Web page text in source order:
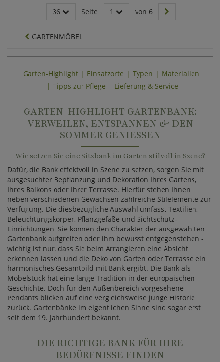
36 Seite 1 von 6
GARTENMÖBEL
Garten-Highlight Einsatzorte Typen
Materialien
Tipps zur Pflege
Lieferung & Service
GARTEN-HIGHLIGHT GARTENBANK:
VERWEILEN, ENTSPANNEN & DEN
SOMMER GENIESSEN
Wie setzen Sie eine Sitzbank im Garten stilvoll in Szene?
Dafür, die Bank effektvoll in Szene zu setzen, sorgen Sie mit
ausgesuchter Bepflanzung und Dekoration Ihres Gartens,
Ihres Balkons oder Ihrer Terrasse. Hierfür stehen Ihnen
neben verschiedenen Gewächsen zahlreiche Stilelemente zur
Verfügung. Die diesbezügliche Auswahl umfasst Textilien,
Beleuchtungskörper, Pflanzgefäße und Sichtschutz-
Einrichtungen. Sie können den Charakter der ausgewählten
Gartenbank aufgreifen oder ihm bewusst entgegenstehen -
wichtig ist nur, dass Sie beim Arrangieren eine Absicht
erkennen lassen und die Deko von Garten oder Terrasse ein
harmonisches Gesamtbild mit Bank ergibt. Die Bank als
Möbelstück hat eine lange Tradition in der europäischen
Geschichte. Doch für den Außenbereich vorgesehene
Pendants blicken auf eine vergleichsweise junge Historie
zurück. Gartenbänke im eigentlichen Sinne sind sogar erst
seit dem 19. Jahrhundert bekannt.
DIE RICHTIGE BANK FÜR IHRE
BEDÜRFNISSE FINDEN